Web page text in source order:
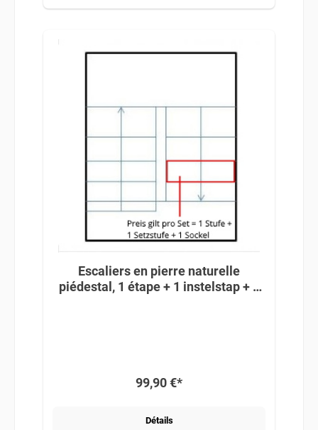
Escaliers en pierre naturelle
piédestal, 1 étape + 1 instelstap + 1
99,90 €*
Détails